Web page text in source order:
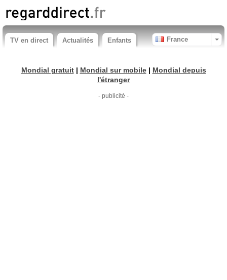
TV en direct Actualités Enfants France
Mondial gratuit| Mondial sur mobile| Mondial depuis
l'étranger
- publicité -